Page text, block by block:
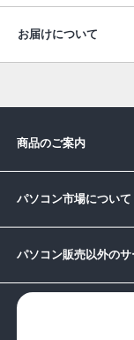
お届けについて
商品のご案内
パソコン市場について
パソコン販売以外のサ